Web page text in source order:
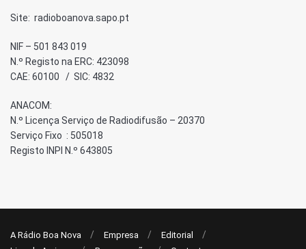
Site: radioboanova.sapo.pt
NIF – 501 843 019
N.º Registo na ERC: 423098
CAE: 60100 / SIC: 4832
ANACOM:
N.º Licença Serviço de Radiodifusão – 20370
Serviço Fixo : 505018
Registo INPI N.º 643805
A Rádio Boa Nova Empresa
Editorial